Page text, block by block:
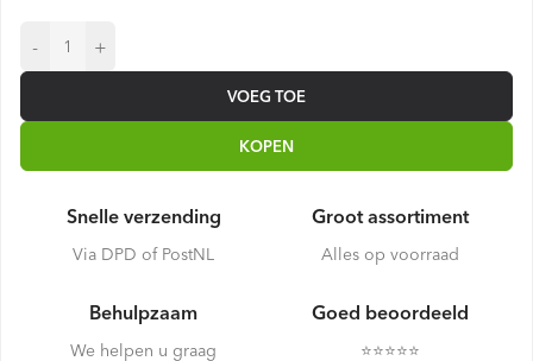
- +
VOEG TOE
KOPEN
Snelle verzending
Via DPD of PostNL
Groot assortiment
Alles op voorraad
Behulpzaam
We helpen u graag
Goed beoordeeld
⭐️⭐️⭐️⭐️⭐️